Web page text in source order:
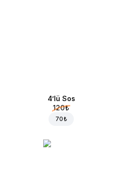
4’lü Sos
120 ₺
70 ₺